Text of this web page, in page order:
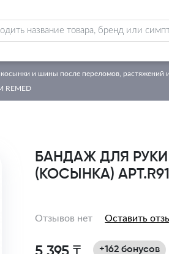
и шины после переломов, растяжений
REMED
БАНДАЖ ДЛЯ
(КОСЫНКА)
Отзывов нет Оставить
+162 бонусов